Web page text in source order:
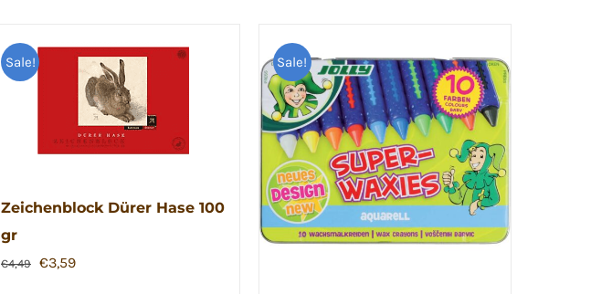
Sale!
Zeichenblock Dürer Hase 100
gr
€4,49 Ursprünglicher
€3,59Aktueller
Sale!